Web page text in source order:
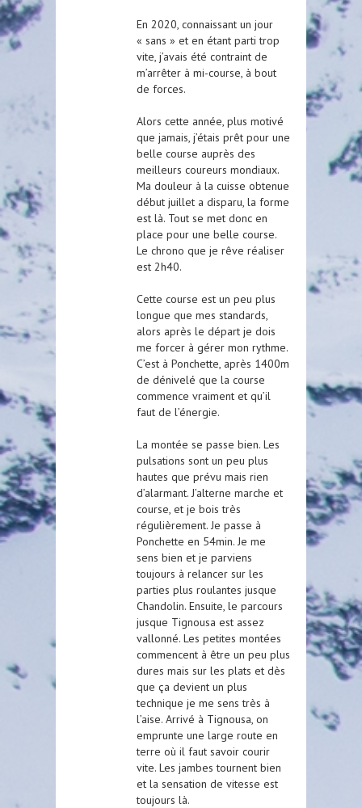
En 2020, connaissant un jour
« sans » et en étant parti trop
vite, j’avais été contraint de
m’arrêter à mi-course, à bout
de forces.
Alors cette année, plus motivé
que jamais, j’étais prêt pour une
belle course auprès des
meilleurs coureurs mondiaux.
Ma douleur à la cuisse obtenue
début juillet a disparu, la forme
est là. Tout se met donc en
place pour une belle course.
Le chrono que je rêve réaliser
est 2h40.
Cette course est un peu plus
longue que mes standards,
alors après le départ je dois
me forcer à gérer mon rythme.
C’est à Ponchette, après 1400m
de dénivelé que la course
commence vraiment et qu’il
faut de l’énergie.
La montée se passe bien. Les
pulsations sont un peu plus
hautes que prévu mais rien
d’alarmant. J’alterne marche et
course, et je bois très
régulièrement. Je passe à
Ponchette en 54min. Je me
sens bien et je parviens
toujours à relancer sur les
parties plus roulantes jusque
Chandolin. Ensuite, le parcours
jusque Tignousa est assez
vallonné. Les petites montées
commencent à être un peu plus
dures mais sur les plats et dès
que ça devient un plus
technique je me sens très à
l’aise. Arrivé à Tignousa, on
emprunte une large route en
terre où il faut savoir courir
vite. Les jambes tournent bien
et la sensation de vitesse est
toujours là.